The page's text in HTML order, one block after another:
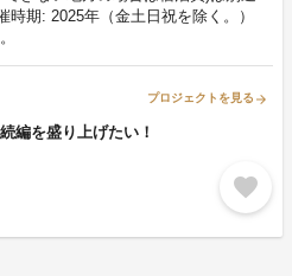
期: 2025年（金土日祝を除く。）
プロジェクトを見る arrow_forward
編を盛り上げたい！
favorite